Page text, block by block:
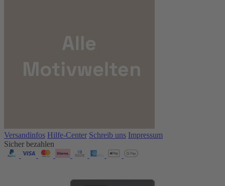
Versandinfos Hilfe-Center Schreib uns Impressum
Sicher bezahlen